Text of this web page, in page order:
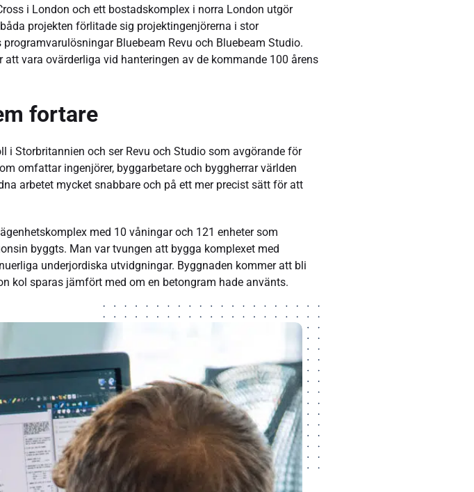
i London och ett bostadskomplex i norra London utgör
projekten förlitade sig projektingenjörerna i stor
Bluebeam Revu och Bluebeam Studio.
vara ovärderliga vid hanteringen av de kommande 100 årens
fortare
Storbritannien och ser Revu och Studio som avgörande för
omfattar ingenjörer, byggarbetare och byggherrar världen
arbetet mycket snabbare och på ett mer precist sätt för att
med 10 våningar och 121 enheter som
byggts. Man var tvungen att bygga komplexet med
underjordiska utvidgningar. Byggnaden kommer att bli
kol sparas jämfört med om en betongram hade använts.